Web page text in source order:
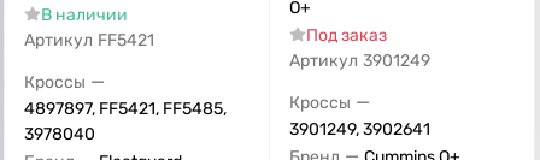
В наличии
Артикул FF5421
Кроссы —
4897897, FF5421, FF5485,
3978040
О+
Под заказ
Артикул 3901249
Кроссы —
3901249, 3902641